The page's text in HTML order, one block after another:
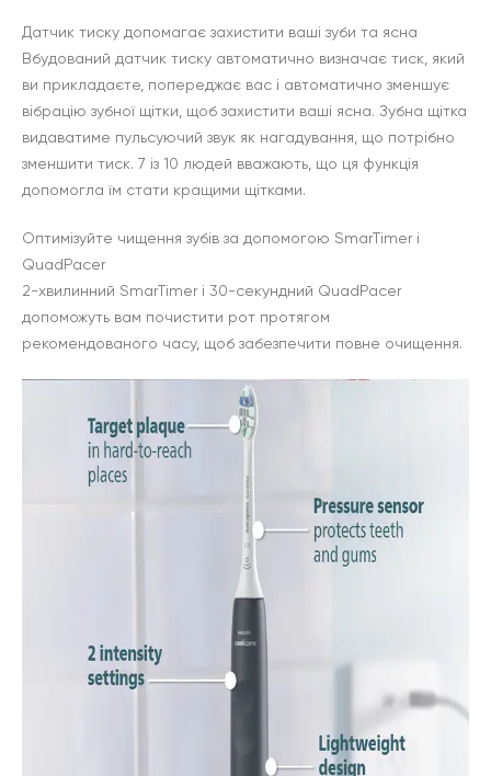
Датчик тиску допомагає захистити ваші зуби та ясна
Вбудований датчик тиску автоматично визначає тиск, який
ви прикладаєте, попереджає вас і автоматично зменшує
вібрацію зубної щітки, щоб захистити ваші ясна. Зубна щітка
видаватиме пульсуючий звук як нагадування, що потрібно
зменшити тиск. 7 із 10 людей вважають, що ця функція
допомогла їм стати кращими щітками.
Оптимізуйте чищення зубів за допомогою SmarTimer і
QuadPacer
2-хвилинний SmarTimer і 30-секундний QuadPacer
допоможуть вам почистити рот протягом
рекомендованого часу, щоб забезпечити повне очищення.